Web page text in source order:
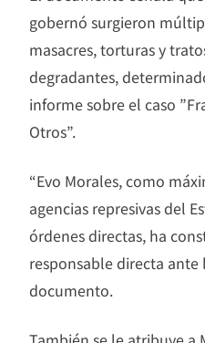
gobernó surgieron
masacres, torturas y
degradantes,
informe sobre el caso
Otros”.
“Evo Morales, como
agencias represivas del
órdenes directas, ha
responsable directa ante
documento.